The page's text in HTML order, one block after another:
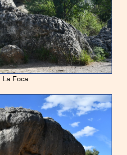
La Foca